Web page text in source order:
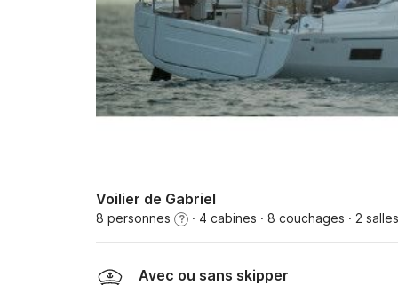
Voilier de Gabriel
8 personnes ? · 4 cabines · 8 couchages · 2
Avec ou sans skipper